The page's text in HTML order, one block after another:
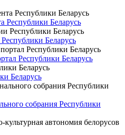
Республики Беларусь
Беларусь
Республики Беларусь
Беларусь
собрания Республики